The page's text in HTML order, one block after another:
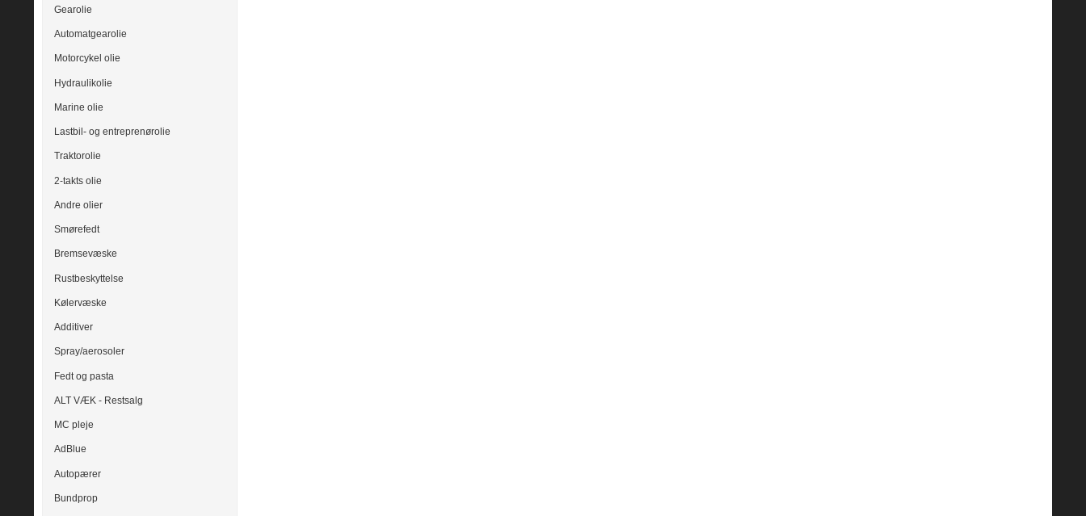
Gearolie
Automatgearolie
Motorcykel olie
Hydraulikolie
Marine olie
Lastbil- og entreprenørolie
Traktorolie
2-takts olie
Andre olier
Smørefedt
Bremsevæske
Rustbeskyttelse
Kølervæske
Additiver
Spray/aerosoler
Fedt og pasta
ALT VÆK - Restsalg
MC pleje
AdBlue
Autopærer
Bundprop